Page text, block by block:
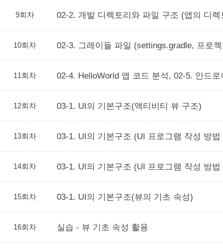
9회차 02-2. 개발 디렉토리와 파일 구조 (앱의 디
10회차 02-3. 그레이들 파일 (settings.gradle, 프로
11회차 02-4. HelloWorld 앱 코드 분석, 02-5. 안드로
12회차 03-1. UI의 기본구조(액티비티 뷰 구조)
13회차 03-1. UI의 기본구조 (UI 프로그램 작성 방
14회차 03-1. UI의 기본구조 (UI 프로그램 작성 방
15회차 03-1. UI의 기본구조(뷰의 기초 속성)
16회차 실습 - 뷰 기초 속성 활용